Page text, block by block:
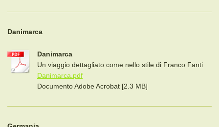
Danimarca
Danimarca
Un viaggio dettagliato come nello stile di Franco Fanti
Danimarca.pdf
Documento Adobe Acrobat [2.3 MB]